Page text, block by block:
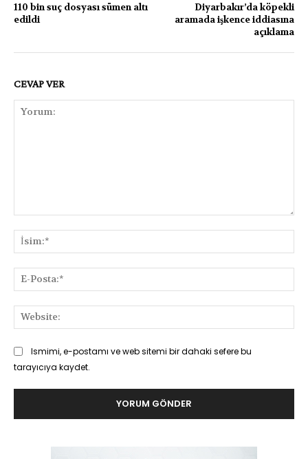
110 bin suç dosyası sümen altı
edildi
Diyarbakır’da köpekli
aramada işkence iddiasına
açıklama
CEVAP VER
Ismimi, e-postamı ve web sitemi bir dahaki sefere bu
tarayıcıya kaydet.